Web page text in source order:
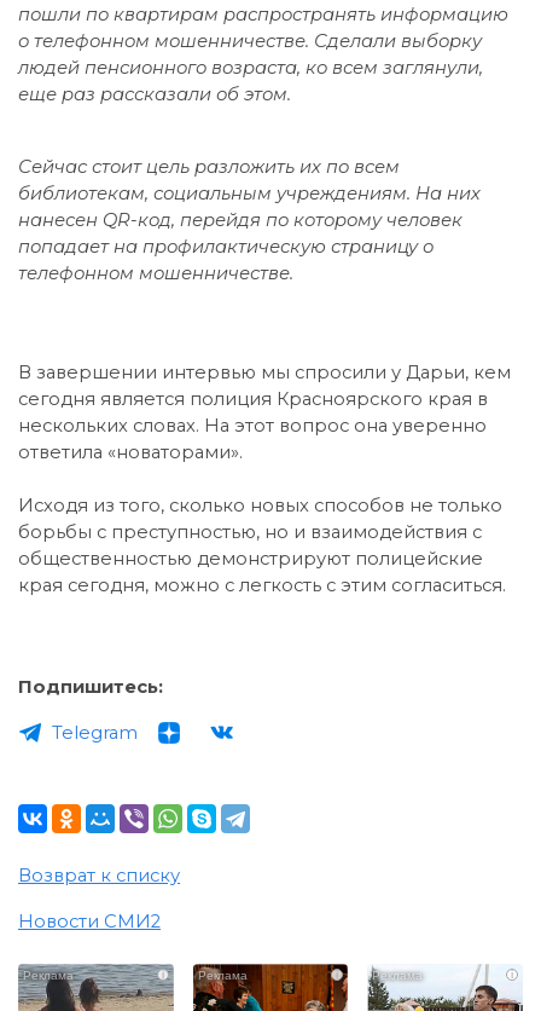
пошли по квартирам распространять информацию
о телефонном мошенничестве. Сделали выборку
людей пенсионного возраста, ко всем заглянули,
еще раз рассказали об этом.
Сейчас стоит цель разложить их по всем
библиотекам, социальным учреждениям. На них
нанесен QR-код, перейдя по которому человек
попадает на профилактическую страницу о
телефонном мошенничестве.
В завершении интервью мы спросили у Дарьи, кем
сегодня является полиция Красноярского края в
нескольких словах. На этот вопрос она уверенно
ответила «новаторами».
Исходя из того, сколько новых способов не только
борьбы с преступностью, но и взаимодействия с
общественностью демонстрируют полицейские
края сегодня, можно с легкость с этим согласиться.
Подпишитесь:
Telegram
Возврат к списку
Новости СМИ2
i i i